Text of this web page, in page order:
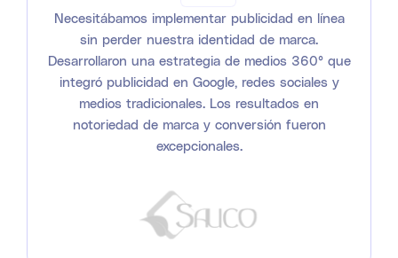
Necesitábamos implementar publicidad en línea
sin perder nuestra identidad de marca.
Desarrollaron una estrategia de medios 360° que
integró publicidad en Google, redes sociales y
medios tradicionales. Los resultados en
notoriedad de marca y conversión fueron
excepcionales.